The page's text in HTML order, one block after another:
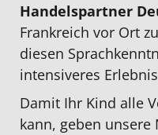
Handelspartner
Frankreich vor Ort
diesen
intensiveres
Damit Ihr Kind alle
kann, geben